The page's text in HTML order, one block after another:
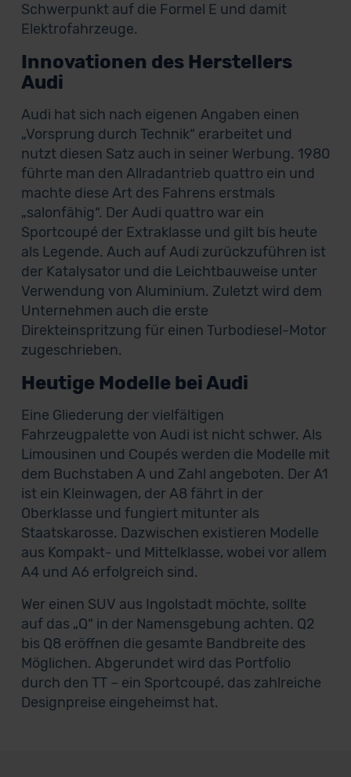
Schwerpunkt auf die Formel E und damit
Elektrofahrzeuge.
Innovationen des Herstellers
Audi
Audi hat sich nach eigenen Angaben einen
„Vorsprung durch Technik“ erarbeitet und
nutzt diesen Satz auch in seiner Werbung. 1980
führte man den Allradantrieb quattro ein und
machte diese Art des Fahrens erstmals
„salonfähig“. Der Audi quattro war ein
Sportcoupé der Extraklasse und gilt bis heute
als Legende. Auch auf Audi zurückzuführen ist
der Katalysator und die Leichtbauweise unter
Verwendung von Aluminium. Zuletzt wird dem
Unternehmen auch die erste
Direkteinspritzung für einen Turbodiesel-Motor
zugeschrieben.
Heutige Modelle bei Audi
Eine Gliederung der vielfältigen
Fahrzeugpalette von Audi ist nicht schwer. Als
Limousinen und Coupés werden die Modelle mit
dem Buchstaben A und Zahl angeboten. Der A1
ist ein Kleinwagen, der A8 fährt in der
Oberklasse und fungiert mitunter als
Staatskarosse. Dazwischen existieren Modelle
aus Kompakt- und Mittelklasse, wobei vor allem
A4 und A6 erfolgreich sind.
Wer einen SUV aus Ingolstadt möchte, sollte
auf das „Q“ in der Namensgebung achten. Q2
bis Q8 eröffnen die gesamte Bandbreite des
Möglichen. Abgerundet wird das Portfolio
durch den TT – ein Sportcoupé, das zahlreiche
Designpreise eingeheimst hat.